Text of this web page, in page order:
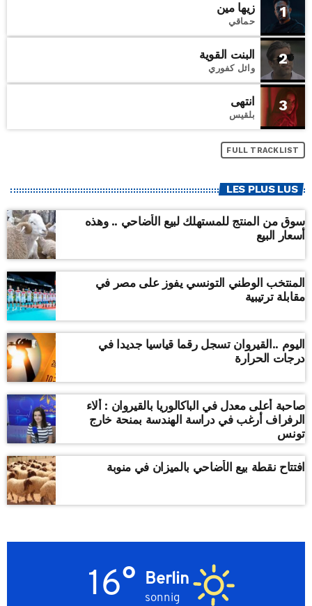
1 زيها مين
حماقي
2 البنت القوية
وائل كفوري
3 انتهى
بلقيس
FULL TRACKLIST
LES PLUS LUS
سوق من المنتج للمستهلك لبيع الأضاحي .. وهذه
أسعار البيع
المنتخب الوطني التونسي يفوز على مصر في
مقابلة ترتيبية
اليوم ..القيروان تسجل رقما قياسيا جديدا في
درجات الحرارة
صاحبة أعلى معدل في الباكالوريا بالقيروان : ألاء
الرفراف أرغب في دراسة الهندسة بمنحة خارج
تونس
افتتاح نقطة بيع الأضاحي بالميزان في منوبة
Berlin
sonnig
16°